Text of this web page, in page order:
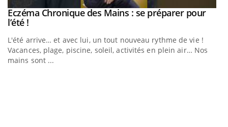
Youtube
Eczéma Chronique des Mains : se préparer pour
l’été !Youtube
L'été arrive… et avec lui, un tout nouveau rythme de vie !
Vacances, plage, piscine, soleil, activités en plein air… Nos
mains sont ...